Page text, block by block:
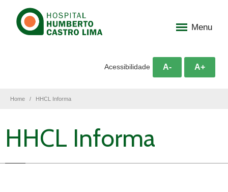
Menu
Acessibilidade A- A+
Home HHCL Informa
HHCL Informa